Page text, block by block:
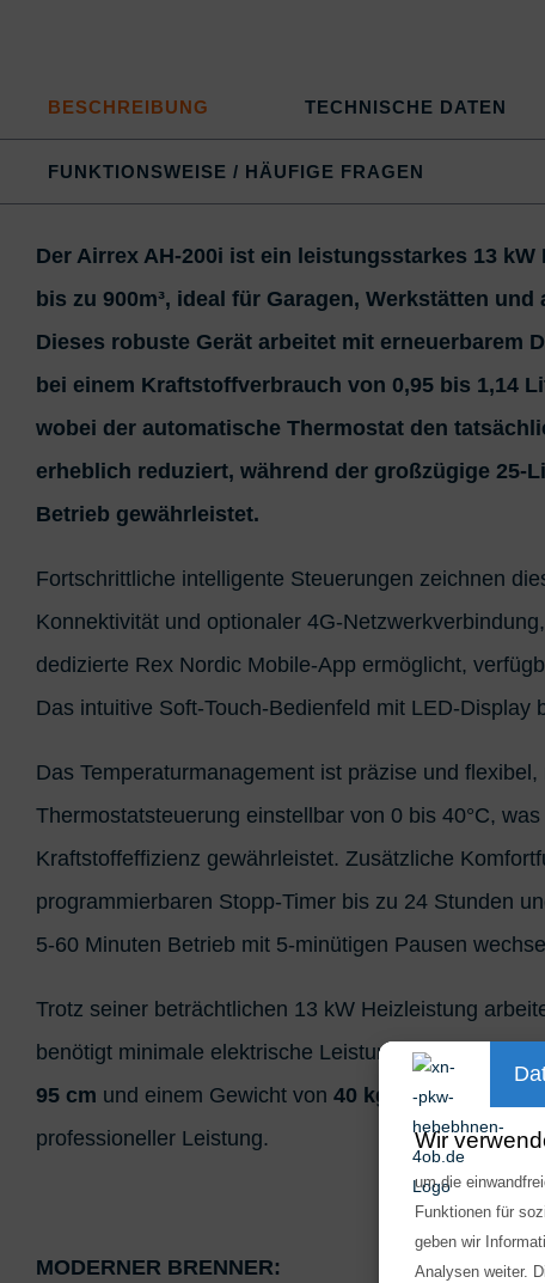
BESCHREIBUNG TECHNISCHE DATEN
FUNKTIONSWEISE / HÄUFIGE FRAGEN
Der Airrex AH-200i ist ein leistungsstarkes 13
bis zu 900m³, ideal für Garagen, Werkstätten
Dieses robuste Gerät arbeitet mit erneuerbarem
bei einem Kraftstoffverbrauch von 0,95 bis 1,14
wobei der automatische Thermostat den
erheblich reduziert, während der großzügige 25-
Betrieb gewährleistet.
Fortschrittliche intelligente Steuerungen zeichnen
Konnektivität und optionaler 4G-
dedizierte Rex Nordic Mobile-App ermöglicht,
Das intuitive Soft-Touch-Bedienfeld mit LED-Display
Das Temperaturmanagement ist präzise und
Thermostatsteuerung einstellbar von 0 bis 40°C,
Kraftstoffeffizienz gewährleistet. Zusätzliche
programmierbaren Stopp-Timer bis zu 24 Stunden
5-60 Minuten Betrieb mit 5-minütigen Pausen
Trotz seiner beträchtlichen 13 kW Heizleistung
benötigt minimale elektrische Leistung von nur 80
95 cm und einem Gewicht von 40 kg
kombiniert
professioneller Leistung.
MODERNER BRENNER:
Wir
um die
Funktionen für
geben wir
Analysen weiter.